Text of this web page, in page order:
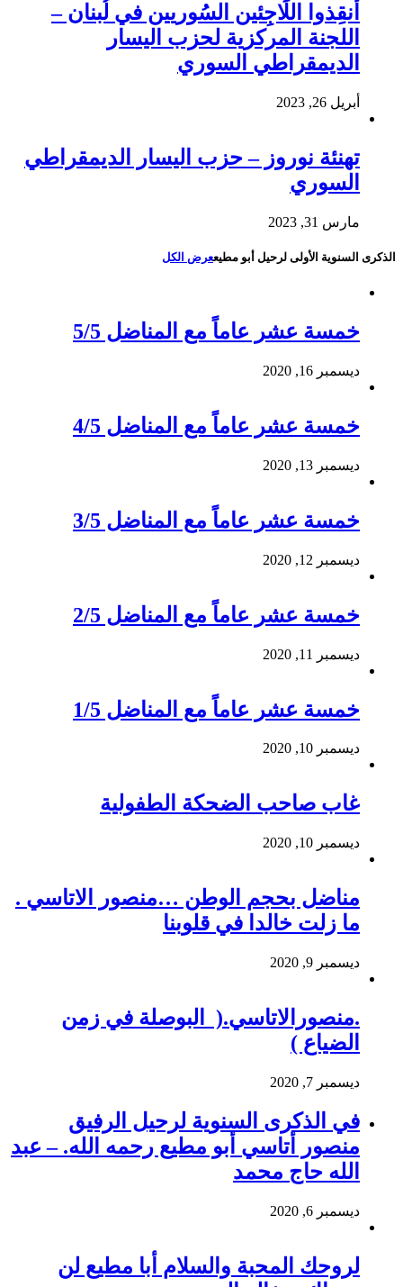
أَنقِذوا اللَاجِئين السُوريين في لُبنان –
اللجنة المركزية لحزب اليسار
الديمقراطي السوري
أبريل 26, 2023
تهنئة نوروز – حزب اليسار الديمقراطي
السوري
مارس 31, 2023
الذكرى السنوية الأولى لرحيل أبو مطيععرض الكل
خمسة عشر عاماً مع المناضل 5/5
ديسمبر 16, 2020
خمسة عشر عاماً مع المناضل 4/5
ديسمبر 13, 2020
خمسة عشر عاماً مع المناضل 3/5
ديسمبر 12, 2020
خمسة عشر عاماً مع المناضل 2/5
ديسمبر 11, 2020
خمسة عشر عاماً مع المناضل 1/5
ديسمبر 10, 2020
غاب صاحب الضحكة الطفولية
ديسمبر 10, 2020
مناضل بحجم الوطن …منصور الاتاسي .
ما زلت خالدا في قلوبنا
ديسمبر 9, 2020
.منصورالاتاسي.( البوصلة في زمن
الضياع )
ديسمبر 7, 2020
في الذكرى السنوية لرحيل الرفيق
منصور أتاسي أبو مطيع رحمه الله. – عبد
الله حاج محمد
ديسمبر 6, 2020
لروحك المحبة والسلام أبا مطيع لن